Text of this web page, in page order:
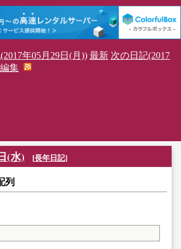
年05月29日(月)) 最新 次の日記(2017
編集
(水) [長年日記]
列